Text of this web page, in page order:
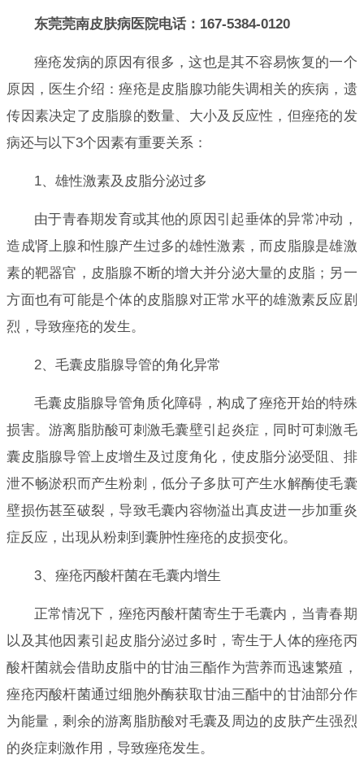
东莞莞南皮肤病医院电话：167-5384-0120
痤疮发病的原因有很多，这也是其不容易恢复的一个
原因，医生介绍：痤疮是皮脂腺功能失调相关的疾病，遗
传因素决定了皮脂腺的数量、大小及反应性，但痤疮的发
病还与以下3个因素有重要关系：
1、雄性激素及皮脂分泌过多
由于青春期发育或其他的原因引起垂体的异常冲动，
造成肾上腺和性腺产生过多的雄性激素，而皮脂腺是雄激
素的靶器官，皮脂腺不断的增大并分泌大量的皮脂；另一
方面也有可能是个体的皮脂腺对正常水平的雄激素反应剧
烈，导致痤疮的发生。
2、毛囊皮脂腺导管的角化异常
毛囊皮脂腺导管角质化障碍，构成了痤疮开始的特殊
损害。游离脂肪酸可刺激毛囊壁引起炎症，同时可刺激毛
囊皮脂腺导管上皮增生及过度角化，使皮脂分泌受阻、排
泄不畅淤积而产生粉刺，低分子多肽可产生水解酶使毛囊
壁损伤甚至破裂，导致毛囊内容物溢出真皮进一步加重炎
症反应，出现从粉刺到囊肿性痤疮的皮损变化。
3、痤疮丙酸杆菌在毛囊内增生
正常情况下，痤疮丙酸杆菌寄生于毛囊内，当青春期
以及其他因素引起皮脂分泌过多时，寄生于人体的痤疮丙
酸杆菌就会借助皮脂中的甘油三酯作为营养而迅速繁殖，
痤疮丙酸杆菌通过细胞外酶获取甘油三酯中的甘油部分作
为能量，剩余的游离脂肪酸对毛囊及周边的皮肤产生强烈
的炎症刺激作用，导致痤疮发生。